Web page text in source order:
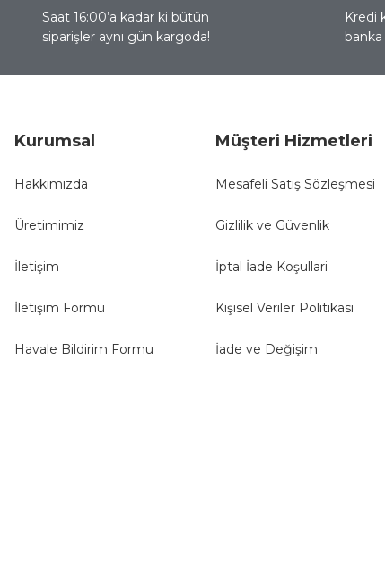
Ürün açıklamasında eksik bilgiler bulunuyor.
Ürün bilgilerinde hatalar bulunuyor.
Saat 16:00’a kadar ki bütün
siparişler aynı gün kargoda!
Kredi
banka
Kurumsal
Hakkımızda
Üretimimiz
İletişim
İletişim Formu
Havale Bildirim Formu
Müşteri Hizmetleri
Mesafeli Satış Sözleşmesi
Gizlilik ve Güvenlik
İptal İade Koşullari
Kişisel Veriler Politikası
İade ve Değişim